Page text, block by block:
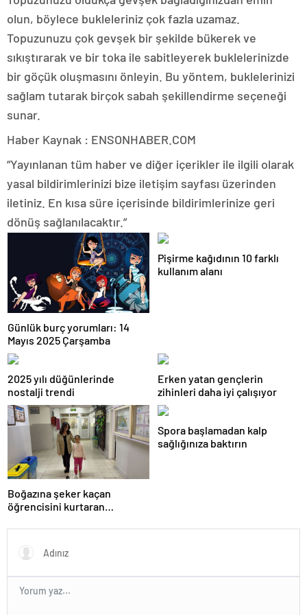
olun, böylece bukleleriniz çok fazla uzamaz.
Topuzunuzu çok gevşek bir şekilde bükerek ve
sıkıştırarak ve bir toka ile sabitleyerek buklelerinizde
bir göçük oluşmasını önleyin. Bu yöntem, buklelerinizi
sağlam tutarak birçok sabah şekillendirme seçeneği
sunar.
Haber Kaynak : ENSONHABER.COM
“Yayınlanan tüm haber ve diğer içerikler ile ilgili olarak
yasal bildirimlerinizi bize iletişim sayfası üzerinden
iletiniz. En kısa süre içerisinde bildirimlerinize geri
dönüş sağlanılacaktır.”
Günlük burç yorumları: 14
Mayıs 2025 Çarşamba
Pişirme kağıdının 10 farklı
kullanım alanı
2025 yılı düğünlerinde
nostalji trendi
Erken yatan gençlerin
zihinleri daha iyi çalışıyor
Boğazına şeker kaçan
öğrencisini kurtaran
eğitimine dikkati çekti
Spora başlamadan kalp
sağlığınıza baktırın